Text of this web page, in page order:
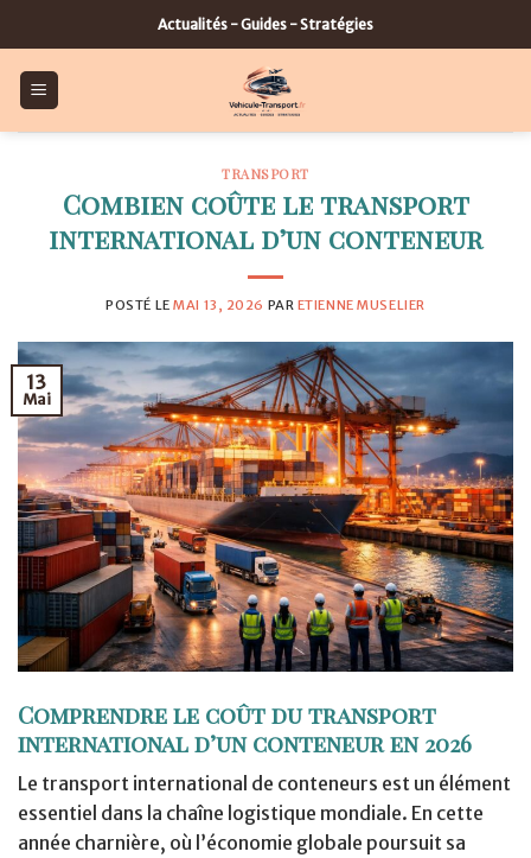
to
content
Actualités - Guides - Stratégies
TRANSPORT
Combien coûte le transport
international d’un conteneur
POSTÉ LEMAI 13, 2026 PAR ETIENNE MUSELIER
13
Mai
Comprendre le coût du transport
international d’un conteneur en 2026
Le transport international de conteneurs est un élément
essentiel dans la chaîne logistique mondiale. En cette
année charnière, où l’économie globale poursuit sa